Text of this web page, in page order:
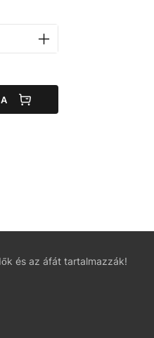
és az áfát tartalmazzák!